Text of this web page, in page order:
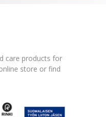
care products for
store or find